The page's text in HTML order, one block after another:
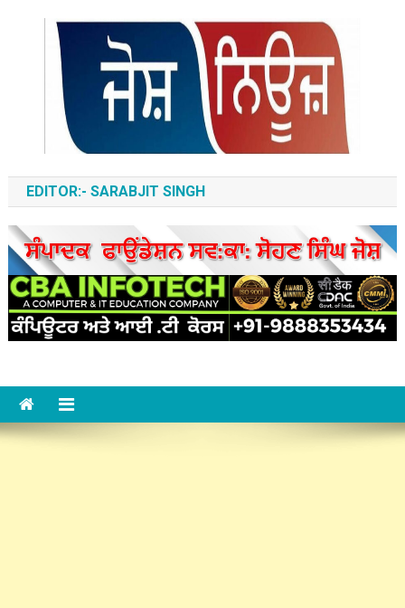
content
ਆਵਾਜ਼-ਏ-ਬੁਲੰਦ
EDITOR:- SARABJIT SINGH